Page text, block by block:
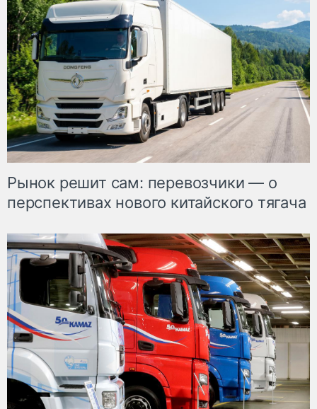
Рынок решит сам: перевозчики — о
перспективах нового китайского тягача